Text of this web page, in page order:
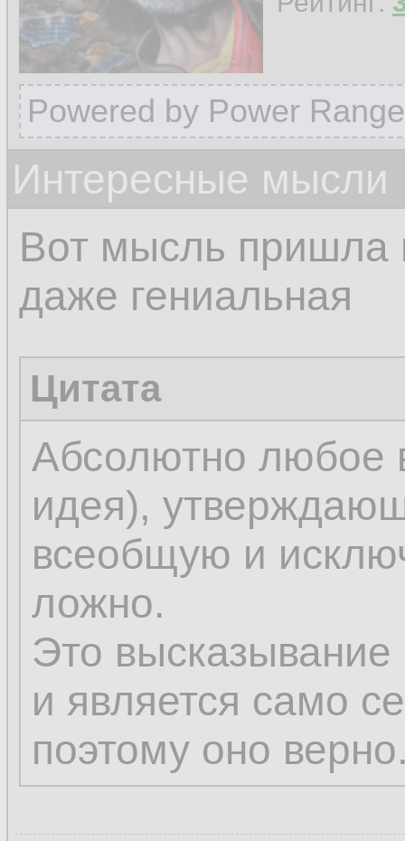
Powered by Power
Интересные мысли
Вот мысль пришла
даже гениальная
Цитата
Абсолютно любое
идея),
всеобщую и
ложно.
Это
и является само
поэтому оно